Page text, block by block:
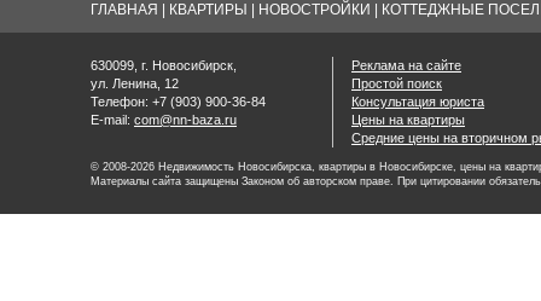
ГЛАВНАЯ КВАРТИРЫ НОВОСТРОЙКИ КОТТЕДЖНЫЕ
630099, г. Новосибирск,
ул. Ленина, 12
Телефон: +7 (903) 900-36-84
E-mail: com@nn-baza.ru
Реклама на сайте
Простой поиск
Консультация юриста
Цены на квартиры
Средние цены на вторичном
© 2008-2026 Недвижимость Новосибирска, квартиры в Новосибирске, цены на
Материалы сайта защищены Законом об авторском праве. При цитировании